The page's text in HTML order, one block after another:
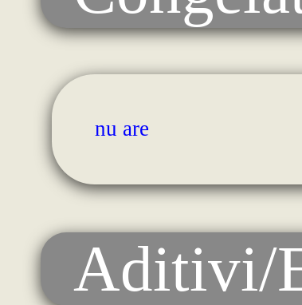
nu are
Aditivi/